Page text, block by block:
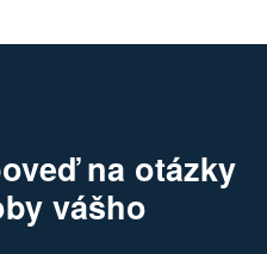
na otázky
vášho